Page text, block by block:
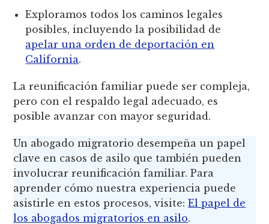
Exploramos todos los caminos legales
posibles, incluyendo la posibilidad de
apelar una orden de deportación en
California.
La reunificación familiar puede ser compleja,
pero con el respaldo legal adecuado, es
posible avanzar con mayor seguridad.
Un abogado migratorio desempeña un papel
clave en casos de asilo que también pueden
involucrar reunificación familiar. Para
aprender cómo nuestra experiencia puede
asistirle en estos procesos, visite:El papel de
los abogados migratorios en asilo.